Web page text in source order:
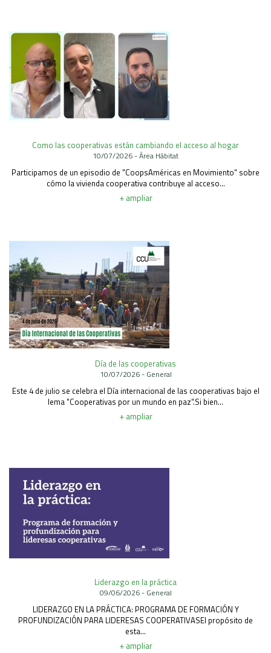
Como las cooperativas están cambiando el acceso al hogar
10/07/2026 - Área Hábitat
Participamos de un episodio de "CoopsAméricas en Movimiento" sobre
cómo la vivienda cooperativa contribuye al acceso...
+ ampliar
Día de las cooperativas
10/07/2026 - General
Este 4 de julio se celebra el Día internacional de las cooperativas bajo el
lema "Cooperativas por un mundo en paz".Si bien...
+ ampliar
Liderazgo en la práctica
09/06/2026 - General
LIDERAZGO EN LA PRÁCTICA: PROGRAMA DE FORMACIÓN Y
PROFUNDIZACIÓN PARA LIDERESAS COOPERATIVASEl propósito de
esta...
+ ampliar